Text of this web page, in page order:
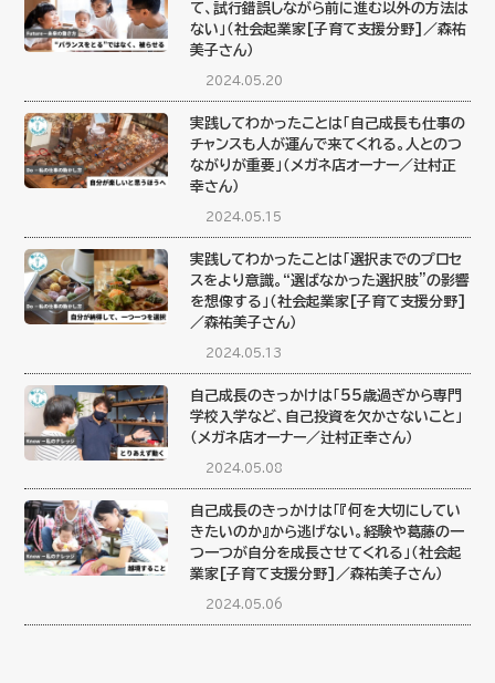
て、試行錯誤しながら前に進む以外の方法は
ない」（社会起業家[子育て支援分野]／森祐
美子さん）
2024.05.20
実践してわかったことは「自己成長も仕事の
チャンスも人が運んで来てくれる。人とのつ
ながりが重要」（メガネ店オーナー／辻村正
幸さん）
2024.05.15
実践してわかったことは「選択までのプロセ
スをより意識。“選ばなかった選択肢”の影響
を想像する」（社会起業家[子育て支援分野]
／森祐美子さん）
2024.05.13
自己成長のきっかけは「55歳過ぎから専門
学校入学など、自己投資を欠かさないこと」
（メガネ店オーナー／辻村正幸さん）
2024.05.08
自己成長のきっかけは「『何を大切にしてい
きたいのか』から逃げない。経験や葛藤の一
つ一つが自分を成長させてくれる」（社会起
業家[子育て支援分野]／森祐美子さん）
2024.05.06